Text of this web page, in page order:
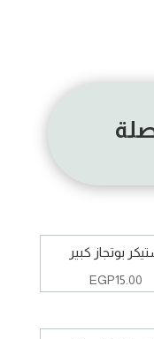
بوتجاز كبير
EGP15.00